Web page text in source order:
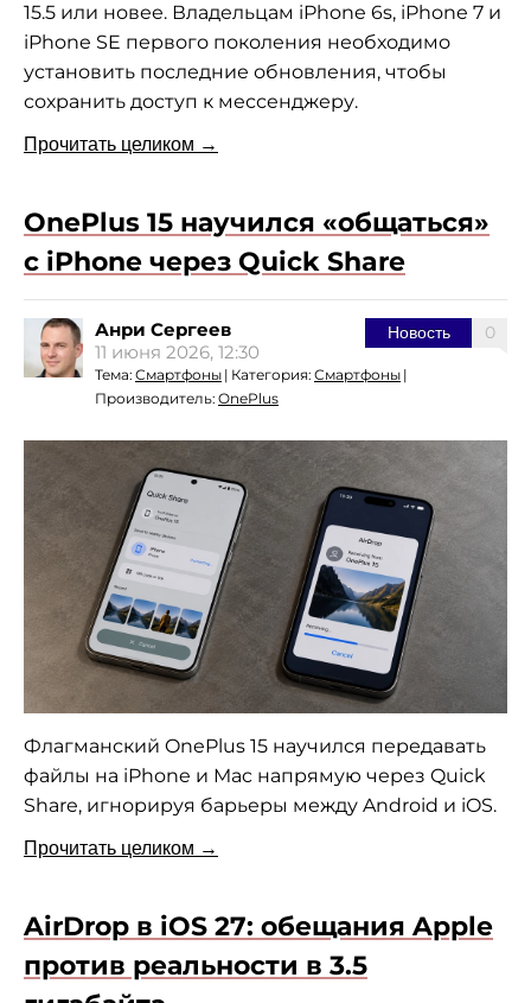
15.5 или новее. Владельцам iPhone 6s, iPhone 7 и
iPhone SE первого поколения необходимо
установить последние обновления, чтобы
сохранить доступ к мессенджеру.
Прочитать целиком →
OnePlus 15 научился «общаться»
с iPhone через Quick Share
0
Новость
Анри Сергеев
11 июня 2026, 12:30
Тема: Смартфоны | Категория: Смартфоны |
Производитель: OnePlus
Флагманский OnePlus 15 научился передавать
файлы на iPhone и Mac напрямую через Quick
Share, игнорируя барьеры между Android и iOS.
Прочитать целиком →
AirDrop в iOS 27: обещания Apple
против реальности в 3.5